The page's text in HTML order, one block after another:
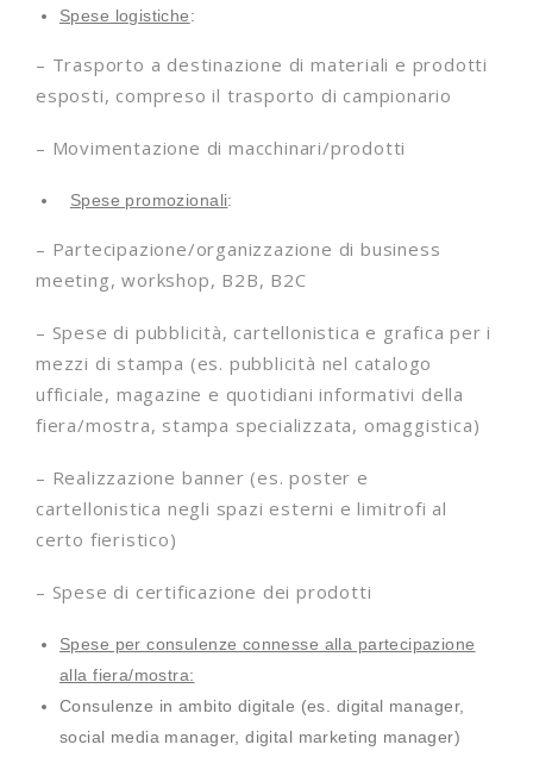
Spese logistiche:
– Trasporto a destinazione di materiali e prodotti
esposti, compreso il trasporto di campionario
– Movimentazione di macchinari/prodotti
Spese promozionali:
– Partecipazione/organizzazione di business
meeting, workshop, B2B, B2C
– Spese di pubblicità, cartellonistica e grafica per i
mezzi di stampa (es. pubblicità nel catalogo
ufficiale, magazine e quotidiani informativi della
fiera/mostra, stampa specializzata, omaggistica)
– Realizzazione banner (es. poster e
cartellonistica negli spazi esterni e limitrofi al
certo fieristico)
– Spese di certificazione dei prodotti
Spese per consulenze connesse alla partecipazione
alla fiera/mostra:
Consulenze in ambito digitale (es. digital manager,
social media manager, digital marketing manager)